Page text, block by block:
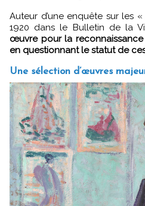
Auteur d’une enquête sur les «
1920 dans le Bulletin de la
œuvre pour la
en questionnant le statut de
Une sélection d’œuvres